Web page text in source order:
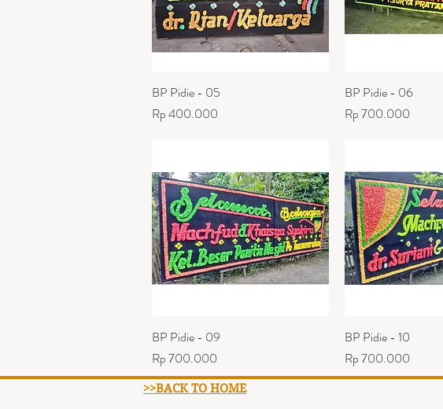
Tampilan Cepat
BP Pidie - 05
Harga
Rp 400.000
Tampilan
BP Pidie - 06
Harga
Rp 700.000
Tampilan Cepat
BP Pidie - 09
Harga
Rp 700.000
Tampilan
BP Pidie - 10
Harga
Rp 700.000
>>BACK TO HOME